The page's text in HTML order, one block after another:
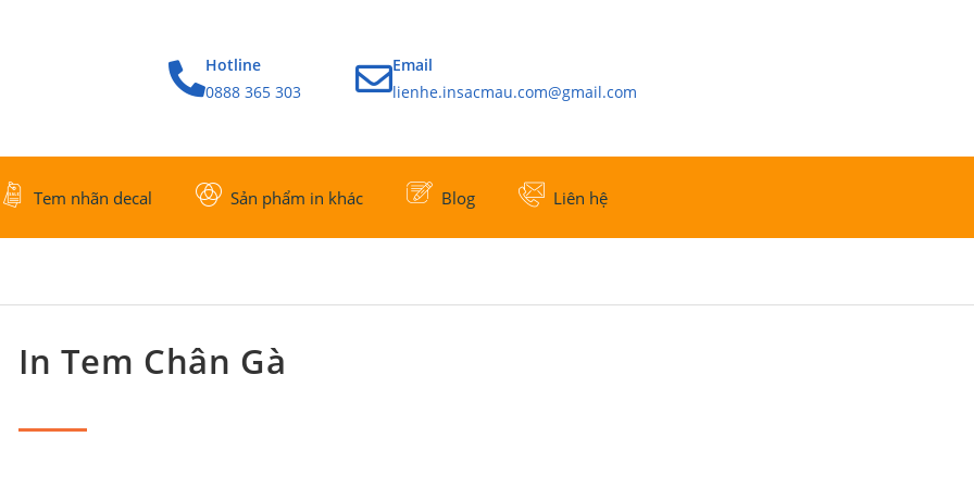
Hotline
0888 365 303
Email
lienhe.insacmau.com@gmail.com
Tem nhãn decal Sản phẩm in khác Blog Liên hệ
In Tem Chân Gà